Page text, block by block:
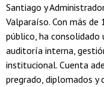
Santiago y
Valparaíso. Con más
público, ha
auditoría interna,
institucional. Cuenta
pregrado, diplomados y